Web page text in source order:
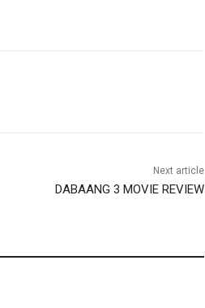
Next article
DABAANG 3 MOVIE REVIEW